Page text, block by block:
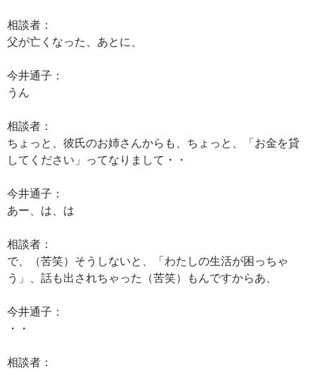
相談者：
父が亡くなった、あとに、
今井通子：
うん
相談者：
ちょっと、彼氏のお姉さんからも、ちょっと、「お金を貸
してください」ってなりまして・・
今井通子：
あー、は、は
相談者：
で、（苦笑）そうしないと、「わたしの生活が困っちゃ
う」、話も出されちゃった（苦笑）もんですからあ、
今井通子：
・・
相談者：